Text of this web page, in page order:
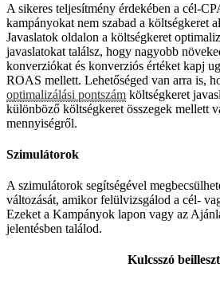
A sikeres teljesítmény érdekében a cél-
kampányokat nem szabad a költségkeret
Javaslatok oldalon a költségkeret
javaslatokat találsz, hogy nagyobb
konverziókat és konverziós értéket kapj
ROAS mellett. Lehetőséged van arra is,
optimalizálási pontszám költségkeret
különböző költségkeret összegek mellett
mennyiségről.
Szimulátorok
A szimulátorok segítségével
változását, amikor felülvizsgálod a cél-
Ezeket a Kampányok lapon vagy az
jelentésben találod.
Kulcsszó